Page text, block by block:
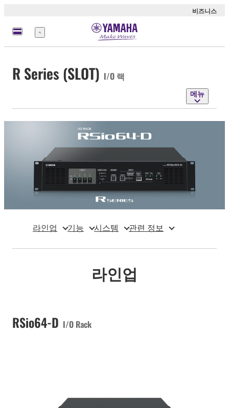
비즈니스
메
뉴
R Series (SLOT) I/O 랙
메뉴
라인업 기능 시스템 관련 정보
라인업
RSio64-D I/O Rack